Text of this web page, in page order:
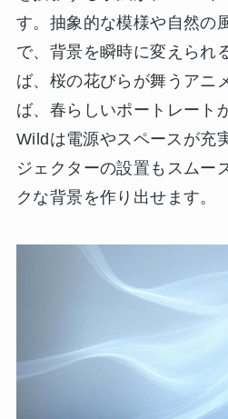
す。抽象的な模様や自然の
で、背景を瞬時に変えられ
ば、桜の花びらが舞うアニ
ば、春らしいポートレート
Wildは電源やスペースが充
ジェクターの設置もスムー
クな背景を作り出せます。